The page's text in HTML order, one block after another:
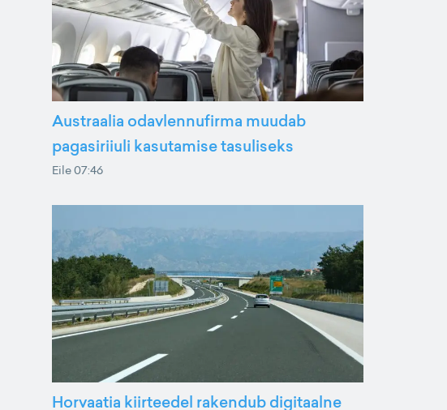
Austraalia odavlennufirma muudab
pagasiriiuli kasutamise tasuliseks
Eile 07:46
Horvaatia kiirteedel rakendub digitaalne